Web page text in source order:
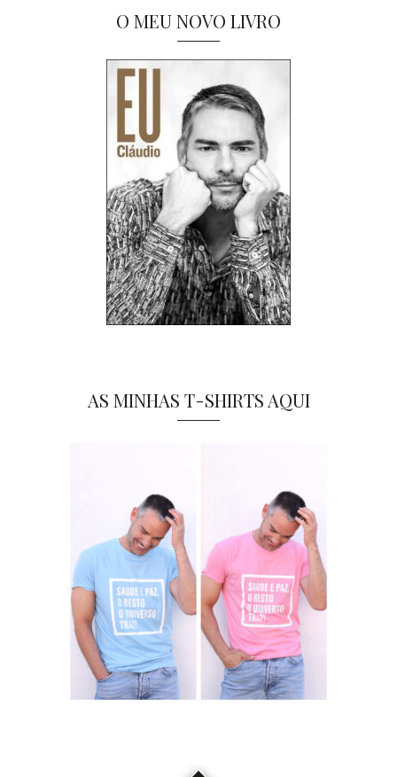
O MEU NOVO LIVRO
AS MINHAS T-SHIRTS AQUI